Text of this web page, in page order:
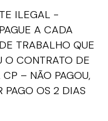
ILEGAL -
A CADA
TRABALHO QUE
O CONTRATO DE
– NÃO PAGOU,
PAGO OS 2 DIAS